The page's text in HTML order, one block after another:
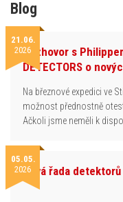
Blog
21.06.
2026Rozhovor s
DETECTORS o
Na březnové expedici ve
možnost přednostně
Ačkoli jsme neměli k
05.05.
2026Nová řada detektorů